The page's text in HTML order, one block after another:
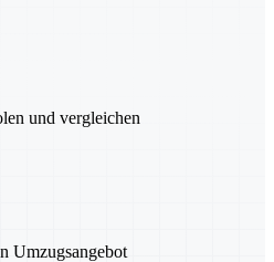
und vergleichen
Umzugsangebot